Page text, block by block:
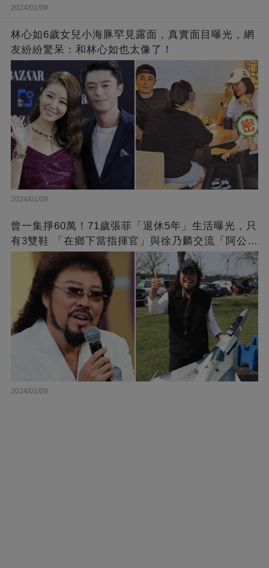
2024/01/09
林心如6歲女兒小海豚罕見露面，真實面目曝光，網
友紛紛驚呆：和林心如也太像了！
2024/01/09
曾一集掙60萬！71歲張菲「退休5年」生活曝光，只
有3雙鞋 「在鄉下當指揮官」與徐乃麟交流「阿公
2024/01/09